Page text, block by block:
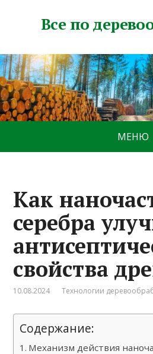
Все по
МЕНЮ
Как
серебра
свойства
10.08.2024 Технологии
Содержание:
Механизм действия